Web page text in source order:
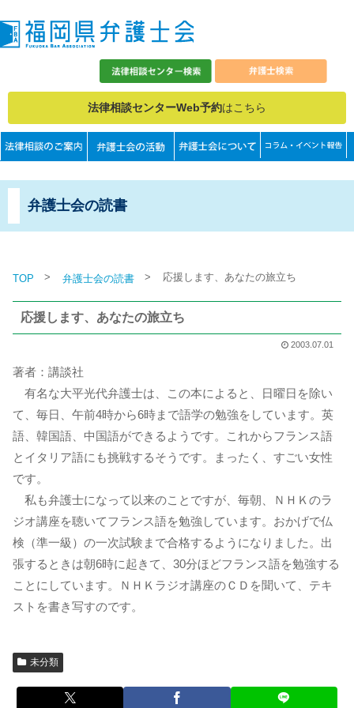
法律相談センターWeb予約はこちら
弁護士会の読書
TOP > 弁護士会の読書 > 応援します、あなたの旅立ち
応援します、あなたの旅立ち
2003.07.01
著者：講談社
有名な大平光代弁護士は、この本によると、日曜日を除い
て、毎日、午前4時から6時まで語学の勉強をしています。英
語、韓国語、中国語ができるようです。これからフランス語
とイタリア語にも挑戦するそうです。まったく、すごい女性
です。
私も弁護士になって以来のことですが、毎朝、ＮＨＫのラ
ジオ講座を聴いてフランス語を勉強しています。おかげで仏
検（準一級）の一次試験まで合格するようになりました。出
張するときは朝6時に起きて、30分ほどフランス語を勉強する
ことにしています。ＮＨＫラジオ講座のＣＤを聞いて、テキ
ストを書き写すのです。
未分類